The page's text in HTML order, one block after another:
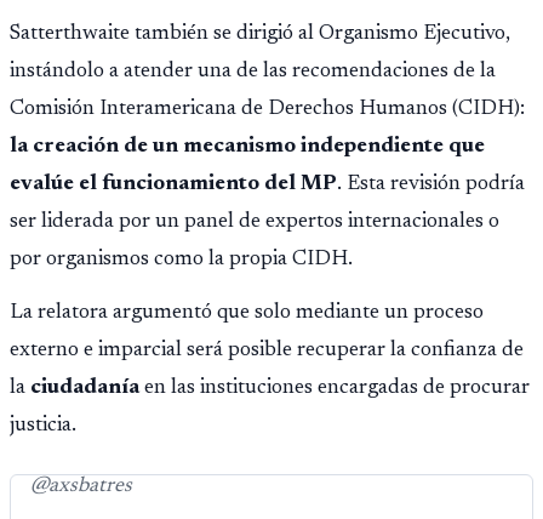
Satterthwaite también se dirigió al Organismo Ejecutivo,
instándolo a atender una de las recomendaciones de la
Comisión Interamericana de Derechos Humanos (CIDH):
la creación de un mecanismo independiente que
evalúe el funcionamiento del MP. Esta revisión podría
ser liderada por un panel de expertos internacionales o
por organismos como la propia CIDH.
La relatora argumentó que solo mediante un proceso
externo e imparcial será posible recuperar la confianza de
la ciudadaníaen las instituciones encargadas de procurar
justicia.
@axsbatres